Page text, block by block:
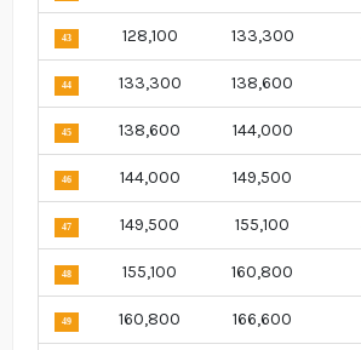
43 128,100 133,300
44 133,300 138,600
45 138,600 144,000
46 144,000 149,500
47 149,500 155,100
48 155,100 160,800
49 160,800 166,600